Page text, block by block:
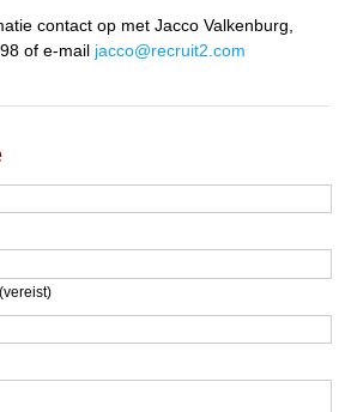
contact op met Jacco Valkenburg,
of e-mail jacco@recruit2.com